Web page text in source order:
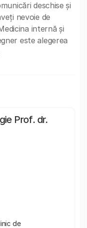
deschise și
nevoie de
internă și
este alegerea
Prof. dr.
de